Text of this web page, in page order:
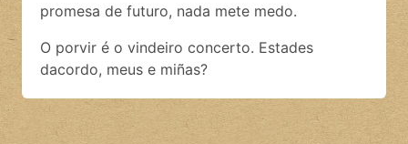
promesa de futuro, nada mete medo.
O porvir é o vindeiro concerto. Estades
dacordo, meus e miñas?